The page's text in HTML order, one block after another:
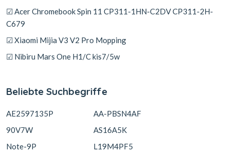
☑ Acer Chromebook Spin 11 CP311-1HN-C2DV CP311-2H-
C679
☑ Xiaomi Mijia V3 V2 Pro Mopping
☑ Nibiru Mars One H1/C kis7/5w
Beliebte Suchbegriffe
AE2597135P
90V7W
Note-9P
AA-PBSN4AF
AS16A5K
L19M4PF5